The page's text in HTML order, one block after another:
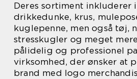
Deres sortiment inkluderer
drikkedunke, krus,
kuglepenne, men også tøj,
stresskugler og meget
pålidelig og professionel
virksomhed, der ønsker at
brand med logo